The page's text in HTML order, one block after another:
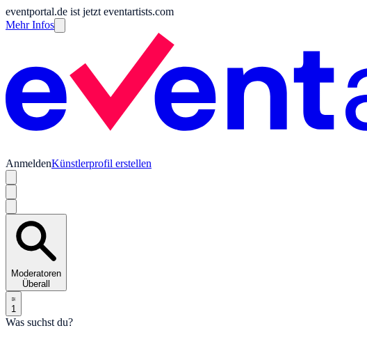
eventportal.de ist jetzt eventartists.com
Mehr Infos
AnmeldenKünstlerprofil erstellen
Moderatoren
Überall
1
Was suchst du?